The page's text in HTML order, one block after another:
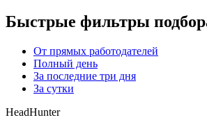
Быстрые фильтры
От прямых работодателей
Полный день
За последние три дня
За сутки
HeadHunter